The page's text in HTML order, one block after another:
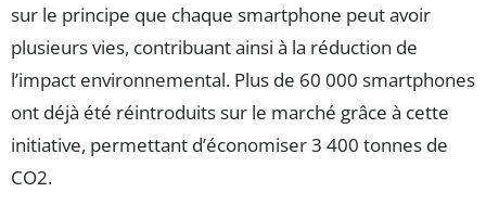
sur le principe que chaque smartphone peut avoir
plusieurs vies, contribuant ainsi à la réduction de
l’impact environnemental. Plus de 60 000 smartphones
ont déjà été réintroduits sur le marché grâce à cette
initiative, permettant d’économiser 3 400 tonnes de
CO2.